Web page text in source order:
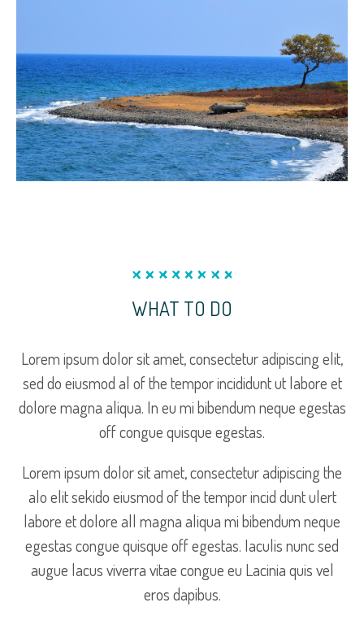
WHAT TO DO
Lorem ipsum dolor sit amet, consectetur adipiscing elit,
sed do eiusmod al of the tempor incididunt ut labore et
dolore magna aliqua. In eu mi bibendum neque egestas
off congue quisque egestas.
Lorem ipsum dolor sit amet, consectetur adipiscing the
alo elit sekido eiusmod of the tempor incid dunt ulert
labore et dolore all magna aliqua mi bibendum neque
egestas congue quisque off egestas. Iaculis nunc sed
augue lacus viverra vitae congue eu Lacinia quis vel
eros dapibus.